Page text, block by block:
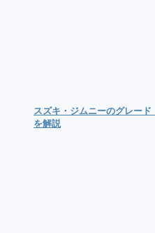
スズキ・ジムニーのグレー
を解説